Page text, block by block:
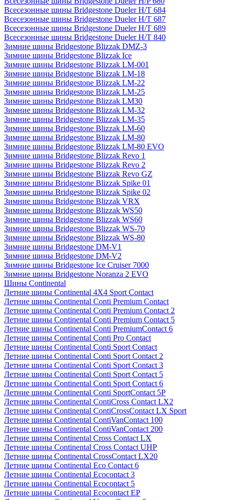
Всесезонные шины Bridgestone Dueler H/T 684
Всесезонные шины Bridgestone Dueler H/T 687
Всесезонные шины Bridgestone Dueler H/T 689
Всесезонные шины Bridgestone Dueler H/T 840
Зимние шины Bridgestone Blizzak DMZ-3
Зимние шины Bridgestone Blizzak Ice
Зимние шины Bridgestone Blizzak LM-001
Зимние шины Bridgestone Blizzak LM-18
Зимние шины Bridgestone Blizzak LM-22
Зимние шины Bridgestone Blizzak LM-25
Зимние шины Bridgestone Blizzak LM30
Зимние шины Bridgestone Blizzak LM-32
Зимние шины Bridgestone Blizzak LM-35
Зимние шины Bridgestone Blizzak LM-60
Зимние шины Bridgestone Blizzak LM-80
Зимние шины Bridgestone Blizzak LM-80 EVO
Зимние шины Bridgestone Blizzak Revo 1
Зимние шины Bridgestone Blizzak Revo 2
Зимние шины Bridgestone Blizzak Revo GZ
Зимние шины Bridgestone Blizzak Spike 01
Зимние шины Bridgestone Blizzak Spike 02
Зимние шины Bridgestone Blizzak VRX
Зимние шины Bridgestone Blizzak WS50
Зимние шины Bridgestone Blizzak WS60
Зимние шины Bridgestone Blizzak WS-70
Зимние шины Bridgestone Blizzak WS-80
Зимние шины Bridgestone DM-V1
Зимние шины Bridgestone DM-V2
Зимние шины Bridgestone Ice Cruiser 7000
Зимние шины Bridgestone Noranza 2 EVO
Шины Continental
Летние шины Continental 4X4 Sport Contact
Летние шины Continental Conti Premium Contact
Летние шины Continental Conti Premium Contact 2
Летние шины Continental Conti Premium Contact 5
Летние шины Continental Conti PremiumContact 6
Летние шины Continental Conti Pro Contact
Летние шины Continental Conti Sport Contact
Летние шины Continental Conti Sport Contact 2
Летние шины Continental Conti Sport Contact 3
Летние шины Continental Conti Sport Contact 5
Летние шины Continental Conti Sport Contact 6
Летние шины Continental Conti SportContact 5P
Летние шины Continental ContiCross Contact LX2
Летние шины Continental ContiCrossContact LX Sport
Летние шины Continental ContiVanContact 100
Летние шины Continental ContiVanContact 200
Летние шины Continental Cross Contact LX
Летние шины Continental Cross Contact UHP
Летние шины Continental CrossContact LX20
Летние шины Continental Eco Contact 6
Летние шины Continental Ecocontact 3
Летние шины Continental Ecocontact 5
Летние шины Continental Ecocontact EP